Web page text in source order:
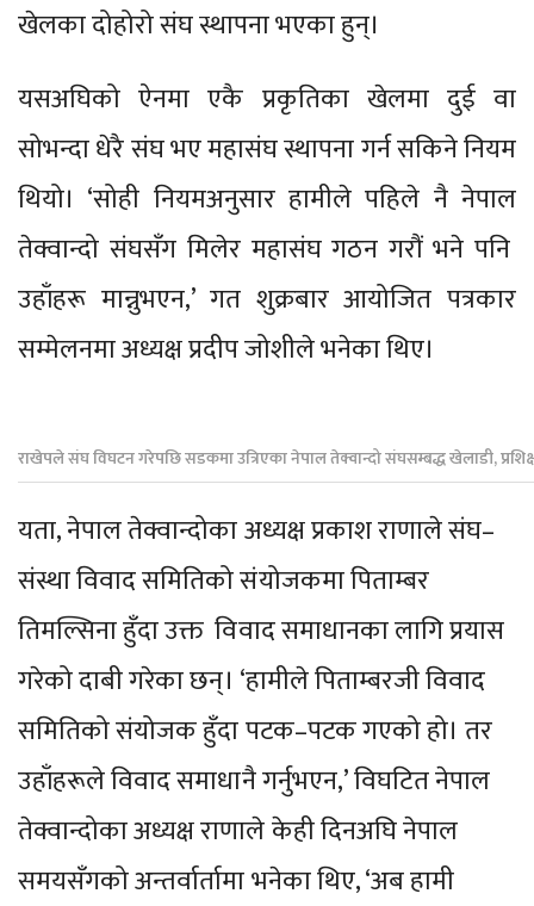
खेलका दोहोरो संघ स्थापना भएका हुन्।
यसअघिको ऐनमा एकै प्रकृतिका खेलमा दुई वा
सोभन्दा धेरै संघ भए महासंघ स्थापना गर्न सकिने नियम
थियो। ‘सोही नियमअनुसार हामीले पहिले नै नेपाल
तेक्वान्दो संघसँग मिलेर महासंघ गठन गरौं भने पनि
उहाँहरू मान्नुभएन,’ गत शुक्रबार आयोजित पत्रकार
सम्मेलनमा अध्यक्ष प्रदीप जोशीले भनेका थिए।
राखेपले संघ विघटन गरेपछि सडकमा उत्रिएका नेपाल तेक्वान्दो संघसम्बद्ध खेलाडी,
यता, नेपाल तेक्वान्दोका अध्यक्ष प्रकाश राणाले संघ–
संस्था विवाद समितिको संयोजकमा पिताम्बर
तिमल्सिना हुँदा उक्त विवाद समाधानका लागि प्रयास
गरेको दाबी गरेका छन्। ‘हामीले पिताम्बरजी विवाद
समितिको संयोजक हुँदा पटक–पटक गएको हो। तर
उहाँहरूले विवाद समाधानै गर्नुभएन,’ विघटित नेपाल
तेक्वान्दोका अध्यक्ष राणाले केही दिनअघि नेपाल
समयसँगको अन्तर्वार्तामा भनेका थिए, ‘अब हामी